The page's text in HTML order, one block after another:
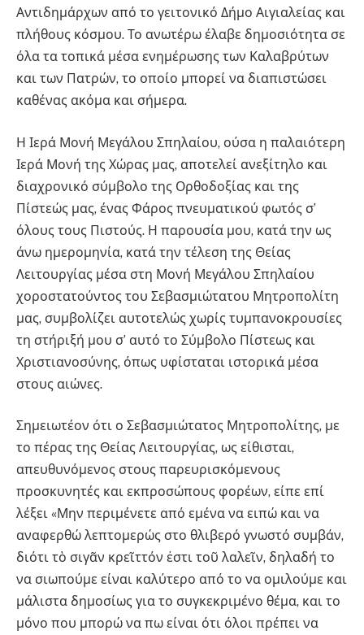
Αντιδημάρχων από το γειτονικό Δήμο Αιγιαλείας και
πλήθους κόσμου. Το ανωτέρω έλαβε δημοσιότητα σε
όλα τα τοπικά μέσα ενημέρωσης των Καλαβρύτων
και των Πατρών, το οποίο μπορεί να διαπιστώσει
καθένας ακόμα και σήμερα.
Η Ιερά Μονή Μεγάλου Σπηλαίου, ούσα η παλαιότερη
Ιερά Μονή της Χώρας μας, αποτελεί ανεξίτηλο και
διαχρονικό σύμβολο της Ορθοδοξίας και της
Πίστεώς μας, ένας Φάρος πνευματικού φωτός σ’
όλους τους Πιστούς. Η παρουσία μου, κατά την ως
άνω ημερομηνία, κατά την τέλεση της Θείας
Λειτουργίας μέσα στη Μονή Μεγάλου Σπηλαίου
χοροστατούντος του Σεβασμιώτατου Μητροπολίτη
μας, συμβολίζει αυτοτελώς χωρίς τυμπανοκρουσίες
τη στήριξή μου σ’ αυτό το Σύμβολο Πίστεως και
Χριστιανοσύνης, όπως υφίσταται ιστορικά μέσα
στους αιώνες.
Σημειωτέον ότι ο Σεβασμιώτατος Μητροπολίτης, με
το πέρας της Θείας Λειτουργίας, ως είθισται,
απευθυνόμενος στους παρευρισκόμενους
προσκυνητές και εκπροσώπους φορέων, είπε επί
λέξει «Μην περιμένετε από εμένα να ειπώ και να
αναφερθώ λεπτομερώς στο θλιβερό γνωστό συμβάν,
διότι τὸ σιγᾶν κρεῖττόν ἐστι τοῦ λαλεῖν, δηλαδή το
να σιωπούμε είναι καλύτερο από το να ομιλούμε και
μάλιστα δημοσίως για το συγκεκριμένο θέμα, και το
μόνο που μπορώ να πω είναι ότι όλοι πρέπει να